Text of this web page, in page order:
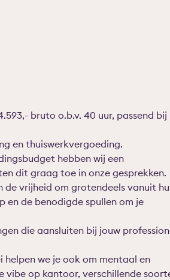
bruto o.b.v. 40 uur, passend bij
en thuiswerkvergoeding.
hebben wij een
dit graag toe in onze gesprekken.
de vrijheid om grotendeels vanuit
en de benodigde spullen om je
die aansluiten bij jouw
we je ook om mentaal en
op kantoor, verschillende